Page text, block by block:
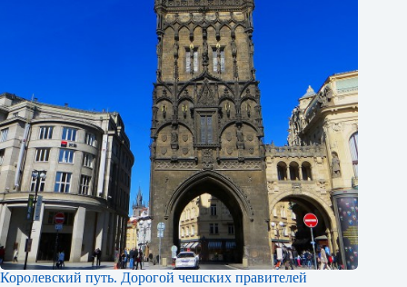
Королевский путь. Дорогой чешских правителей